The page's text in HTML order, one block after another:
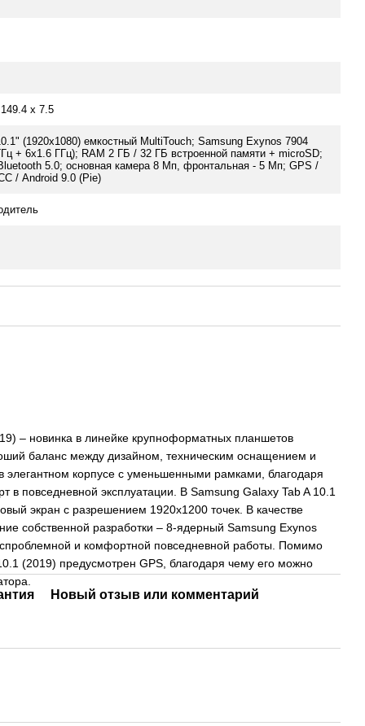
x 7.5
(1920x1080) емкостный MultiTouch; Samsung Exynos 7904
+ 6x1.6 ГГц); RAM 2 ГБ / 32 ГБ встроенной памяти + microSD;
5.0; основная камера 8 Мп, фронтальная - 5 Мп; GPS /
/ Android 9.0 (Pie)
– новинка в линейке крупноформатных планшетов
баланс между дизайном, техническим оснащением и
элегантном корпусе с уменьшенными рамками, благодаря
в повседневной эксплуатации. В Samsung Galaxy Tab A 10.1
экран с разрешением 1920х1200 точек. В качестве
собственной разработки – 8-ядерный Samsung Exynos
и комфортной повседневной работы. Помимо
(2019) предусмотрен GPS, благодаря чему его можно
Новый отзыв или комментарий